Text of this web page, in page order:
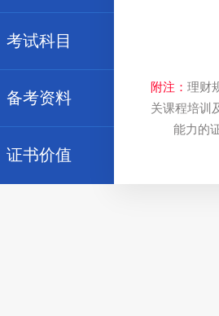
考试科目
备考资料
证书价值
附注： 理财
关课程培训
能力的